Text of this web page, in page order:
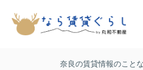
奈良の賃貸情報のこと